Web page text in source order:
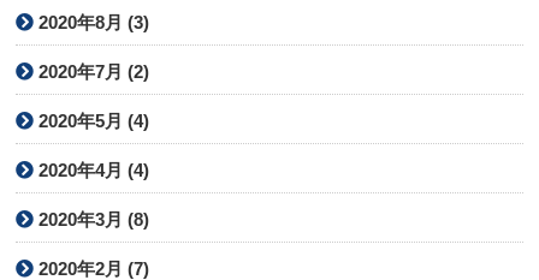
2020年8月 (3)
2020年7月 (2)
2020年5月 (4)
2020年4月 (4)
2020年3月 (8)
2020年2月 (7)